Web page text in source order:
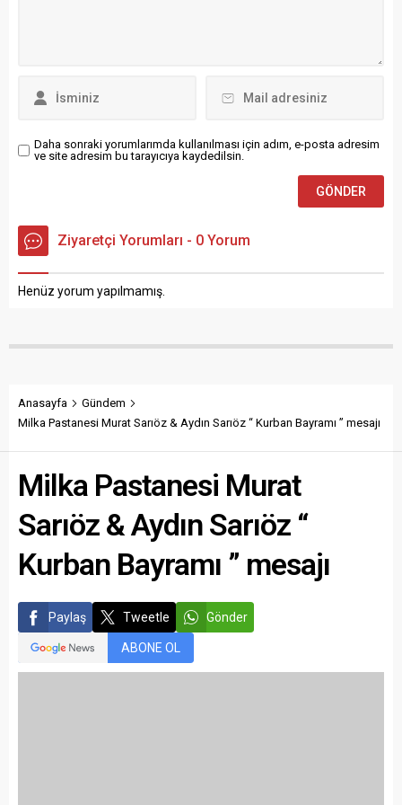
yerimize bir sizlerin yoğun
çıkardık. Emirefendi
Mahallesi...
Daha sonraki yorumlarımda kullanılması için adım, e-posta adresim
ve site adresim bu tarayıcıya kaydedilsin.
Ziyaretçi Yorumları - 0 Yorum
Henüz yorum yapılmamış.
Anasayfa
Gündem
Milka Pastanesi Murat Sarıöz & Aydın Sarıöz “ Kurban Bayramı ” mesajı
Milka Pastanesi Murat
Sarıöz & Aydın Sarıöz “
Kurban Bayramı ” mesajı
Paylaş Tweetle Gönder
ABONE OL